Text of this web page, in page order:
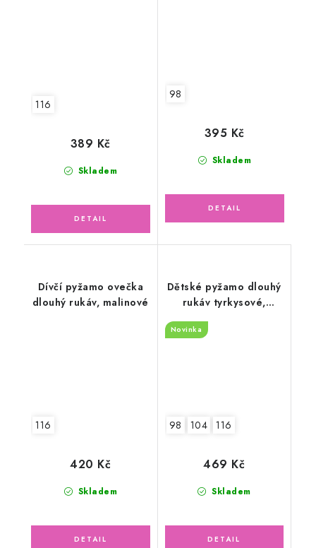
116
Skladem
389 Kč
98
Skladem
395 Kč
Dívčí pyžamo ovečka
dlouhý rukáv, malinové
116
Skladem
420 Kč
Dětské pyžamo dlouhý
rukáv tyrkysové,
hasičské auto
Novinka
98 104 116
Skladem
469 Kč